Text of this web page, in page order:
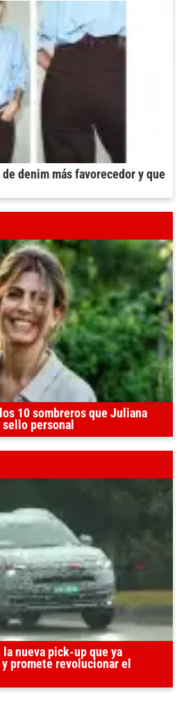
denim más favorecedor y que
10 sombreros que Juliana
personal
la nueva pick-up que ya
promete revolucionar el